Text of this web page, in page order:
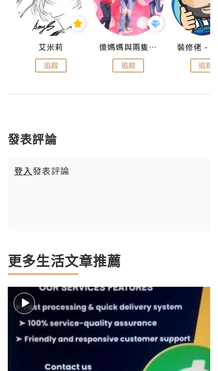
艾米莉
追蹤
儍媽媽與兩隻小魔怪之家
追蹤 追蹤
發表評論
登入發表評論
更多生活文章推薦